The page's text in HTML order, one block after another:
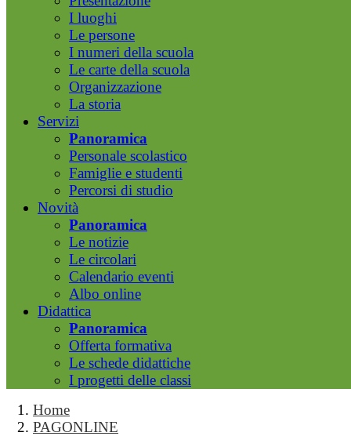
I luoghi
Le persone
I numeri della scuola
Le carte della scuola
Organizzazione
La storia
Servizi
Panoramica
Personale scolastico
Famiglie e studenti
Percorsi di studio
Novità
Panoramica
Le notizie
Le circolari
Calendario eventi
Albo online
Didattica
Panoramica
Offerta formativa
Le schede didattiche
I progetti delle classi
Home
PAGONLINE